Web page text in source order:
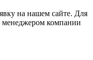
на нашем сайте. Для
менеджером компании